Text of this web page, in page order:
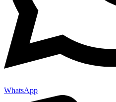
WhatsApp